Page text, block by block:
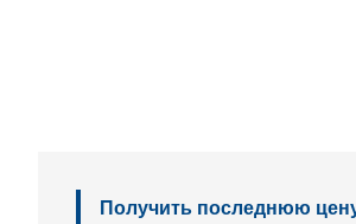
Получить последнюю